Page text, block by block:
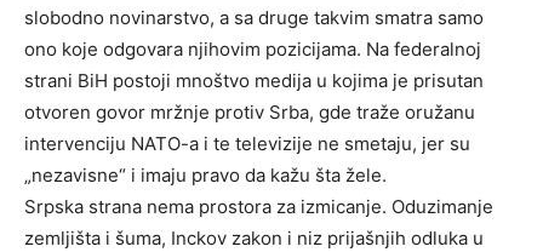
slobodno novinarstvo, a sa druge takvim smatra samo
ono koje odgovara njihovim pozicijama. Na federalnoj
strani BiH postoji mnoštvo medija u kojima je prisutan
otvoren govor mržnje protiv Srba, gde traže oružanu
intervenciju NATO-a i te televizije ne smetaju, jer su
„nezavisne“ i imaju pravo da kažu šta žele.
Srpska strana nema prostora za izmicanje. Oduzimanje
zemljišta i šuma, Inckov zakon i niz prijašnjih odluka u